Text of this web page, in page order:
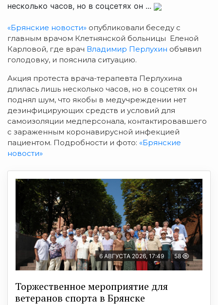
несколько часов, но в соцсетях он ...
«Брянские новости» опубликовали беседу с
главным врачом Клетнянской больницы Еленой
Карловой, где врач Владимир Перлухин объявил
голодовку, и пояснила ситуацию.
Акция протеста врача-терапевта Перлухина
длилась лишь несколько часов, но в соцсетях он
поднял шум, что якобы в медучреждении нет
дезинфицирующих средств и условий для
самоизоляции медперсонала, контактировавшего
с зараженным коронавирусной инфекцией
пациентом. Подробности и фото: «Брянские
новости»
6 АВГУСТА 2026, 17:49 58
Торжественное мероприятие для
ветеранов спорта в Брянске